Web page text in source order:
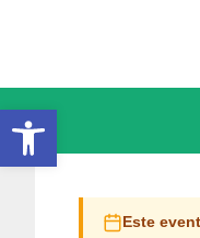
Abrir barra de herramientas
Este